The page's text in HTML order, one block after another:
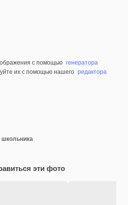
с помощью генератора
их с помощью нашего редактора
школьника
эти фото